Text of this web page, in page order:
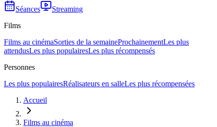
Séances
Streaming
Films
Films au cinémaSorties de la semaineProchainementLes plus
attendusLes plus populairesLes plus récompensés
Personnes
Les plus populairesRéalisateurs en salleLes plus récompensées
Accueil
Films au cinéma